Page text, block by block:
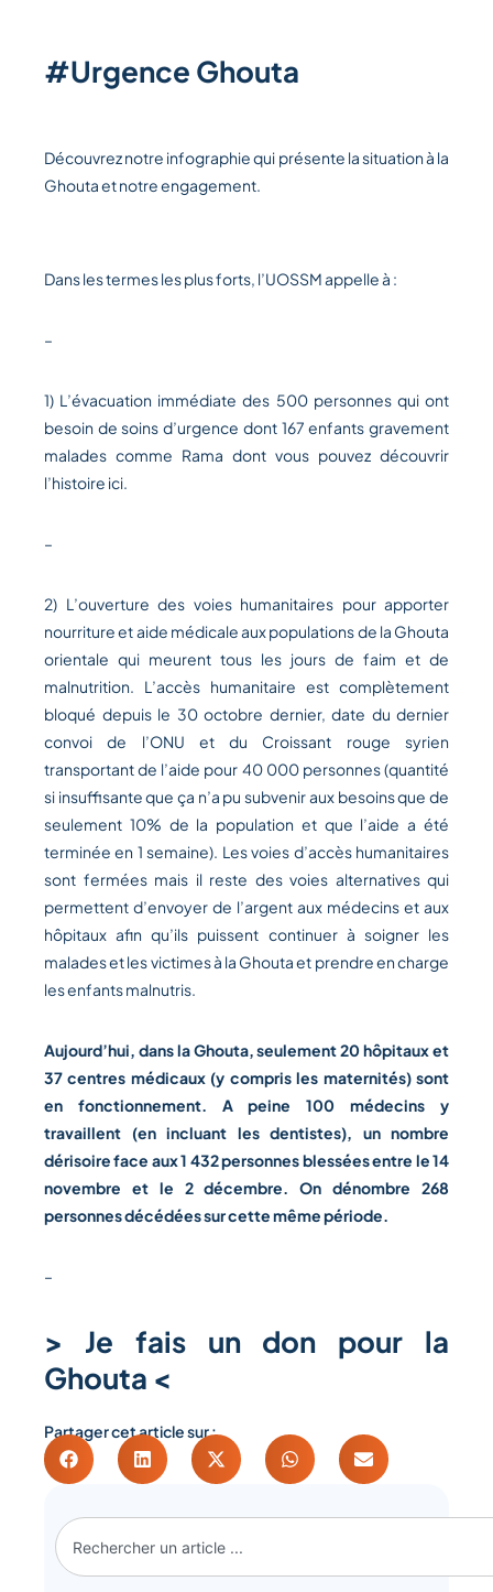
#Urgence Ghouta
Découvrez notre infographie qui présente la situation à la
Ghouta et notre engagement.
Dans les termes les plus forts, l’UOSSM appelle à :
–
1) L’évacuation immédiate des 500 personnes qui ont
besoin de soins d’urgence dont 167 enfants gravement
malades comme Rama dont vous pouvez découvrir
l’histoire ici.
–
2) L’ouverture des voies humanitaires pour apporter
nourriture et aide médicale aux populations de la Ghouta
orientale qui meurent tous les jours de faim et de
malnutrition. L’accès humanitaire est complètement
bloqué depuis le 30 octobre dernier, date du dernier
convoi de l’ONU et du Croissant rouge syrien
transportant de l’aide pour 40 000 personnes (quantité
si insuffisante que ça n’a pu subvenir aux besoins que de
seulement 10% de la population et que l’aide a été
terminée en 1 semaine). Les voies d’accès humanitaires
sont fermées mais il reste des voies alternatives qui
permettent d’envoyer de l’argent aux médecins et aux
hôpitaux afin qu’ils puissent continuer à soigner les
malades et les victimes à la Ghouta et prendre en charge
les enfants malnutris.
Aujourd’hui, dans la Ghouta, seulement 20 hôpitaux et
37 centres médicaux (y compris les maternités) sont
en fonctionnement. A peine 100 médecins y
travaillent (en incluant les dentistes), un nombre
dérisoire face aux 1 432 personnes blessées entre le 14
novembre et le 2 décembre. On dénombre 268
personnes décédées sur cette même période.
–
> Je fais un don pour la
Ghouta <
Partager cet article sur :